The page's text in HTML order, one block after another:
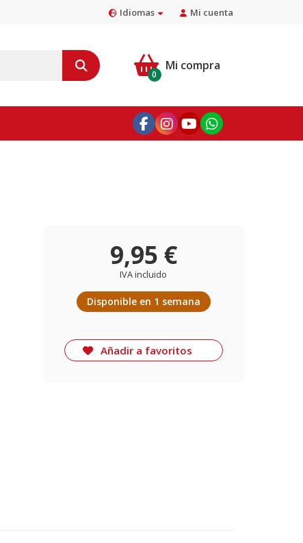
Idiomas Mi cuenta
Mi compra
0
9,95 €
IVA incluido
Disponible en 1 semana
Añadir a favoritos